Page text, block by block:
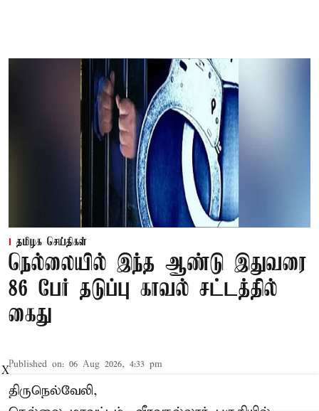
தமிழக செய்திகள்
நெல்லையில் இந்த ஆண்டு இதுவரை
86 பேர் தடுப்பு காவல் சட்டத்தில்
கைது
Published on: 06 Aug 2026, 4:33 pm
திருநெல்வேலி,
X